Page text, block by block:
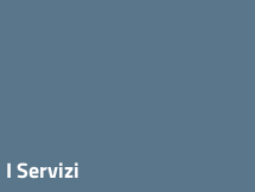
I Servizi